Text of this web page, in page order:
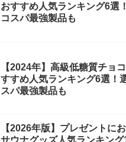
おすすめ人気ランキング6選
コスパ最強製品も
【2024年】高級低糖質チョ
すすめ人気ランキング6選！
スパ最強製品も
【2026年版】プレゼントに
サウナグッズ人気ランキング